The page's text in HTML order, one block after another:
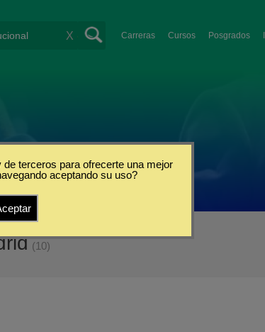
Carreras Cursos Posgrados
X
(10)
terceros para ofrecerte una mejor
aceptando su uso?